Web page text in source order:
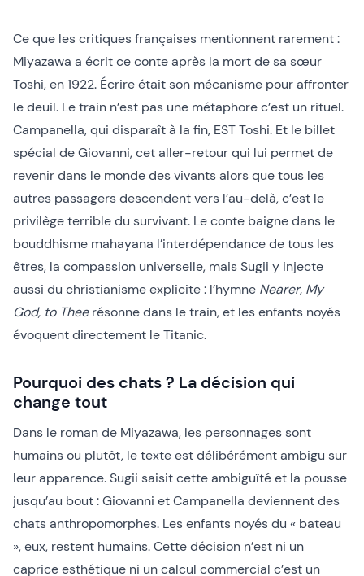
Ce que les critiques françaises mentionnent rarement :
Miyazawa a écrit ce conte après la mort de sa sœur
Toshi, en 1922. Écrire était son mécanisme pour affronter
le deuil. Le train n’est pas une métaphore c’est un rituel.
Campanella, qui disparaît à la fin, EST Toshi. Et le billet
spécial de Giovanni, cet aller-retour qui lui permet de
revenir dans le monde des vivants alors que tous les
autres passagers descendent vers l’au-delà, c’est le
privilège terrible du survivant. Le conte baigne dans le
bouddhisme mahayana l’interdépendance de tous les
êtres, la compassion universelle, mais Sugii y injecte
aussi du christianisme explicite : l’hymne Nearer, My
God, to Theerésonne dans le train, et les enfants noyés
évoquent directement le Titanic.
Pourquoi des chats ? La décision qui
change tout
Dans le roman de Miyazawa, les personnages sont
humains ou plutôt, le texte est délibérément ambigu sur
leur apparence. Sugii saisit cette ambiguïté et la pousse
jusqu’au bout : Giovanni et Campanella deviennent des
chats anthropomorphes. Les enfants noyés du « bateau
», eux, restent humains. Cette décision n’est ni un
caprice esthétique ni un calcul commercial c’est un